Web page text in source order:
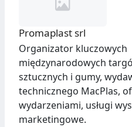
Promaplast srl
Organizator kluczowych
międzynarodowych
sztucznych i gumy,
technicznego MacPlas,
wydarzeniami, usługi
marketingowe.